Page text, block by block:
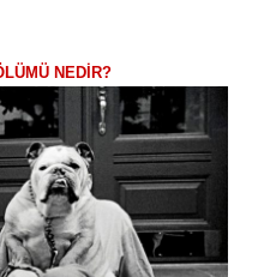
NEDIR?